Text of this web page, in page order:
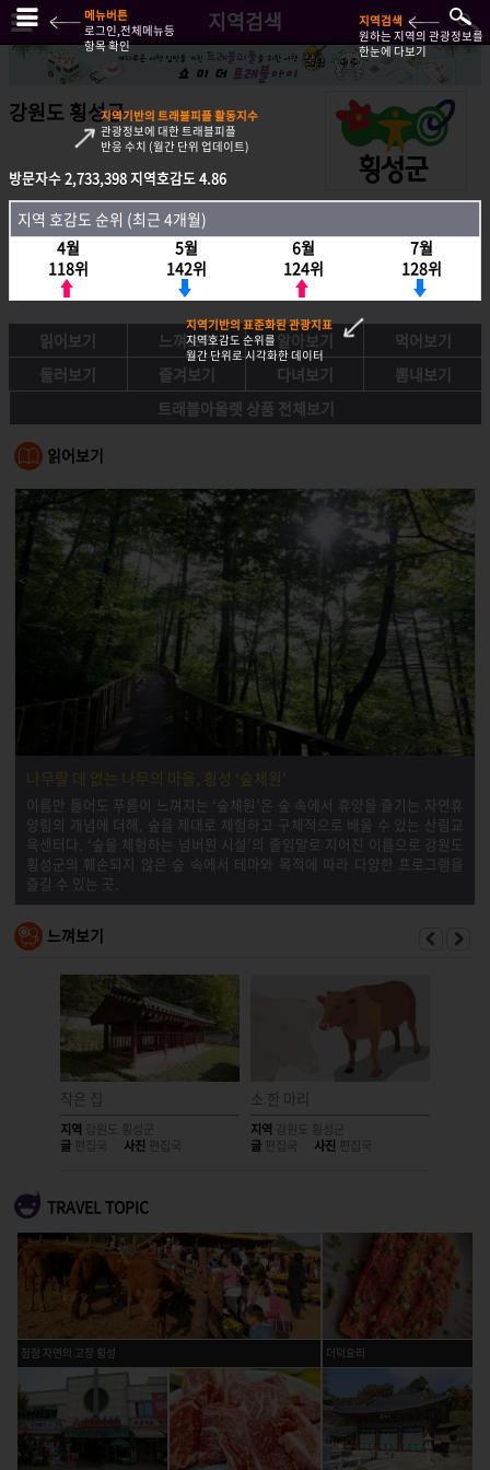
지역검색
강원도 횡성군
방문자수2,733,398지역호감도4.86
지역호감도 순위 (최근 4개월)
4월
118위
5월
142위
6월
124위
7월
128위
읽어보기 느껴보기 알아보기
먹어보기
둘러보기
즐겨보기 다녀보기
뽐내보기
트래블아울렛 상품 전체보기
읽어보기
나무랄 데 없는 나무의 마을, 횡성 ‘숲체원’
이름만 들어도 푸름이 느껴지는 ‘숲체원’은 숲 속에서 휴양을 즐기는 자연휴
양림의 개념에 더해, 숲을 제대로 체험하고 구체적으로 배울 수 있는 산림교
육센터다. ‘숲을 체험하는 넘버원 시설’의 줄임말로 지어진 이름으로 강원도
횡성군의 훼손되지 않은 숲 속에서 테마와 목적에 따라 다양한 프로그램을
즐길 수 있는 곳.
느껴보기
작은 집
지역 강원도 횡성군
글 편집국 사진 편집국
소 한 마리
지역 강원도 횡성군
글 편집국 사진 편집국
TRAVEL TOPIC
청정 자연의 고장 횡성 더덕요리
방문자수2,733,398지역호감도4.86
지역 호감도 순위 (최근 4개월)
4월
118위
5월
142위
6월
124위
7월
128위
메뉴버튼
로그인,전체메뉴등
항목 확인
지역검색
원하는 지역의 관광정보를
한눈에 다보기
지역기반의 트래블피플 활동지수
관광정보에 대한 트래블피플
반응 수치 (월간 단위 업데이트)
지역기반의 표준화된 관광지표
지역호감도 순위를
월간 단위로 시각화한 데이터